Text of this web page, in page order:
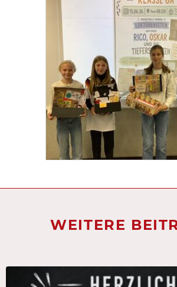
WEITERE